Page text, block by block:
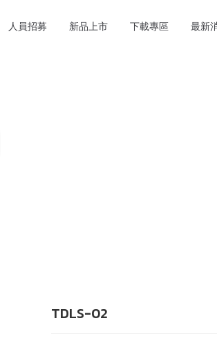
人員招募 新品上市 下載專區 最新
TDLS-02